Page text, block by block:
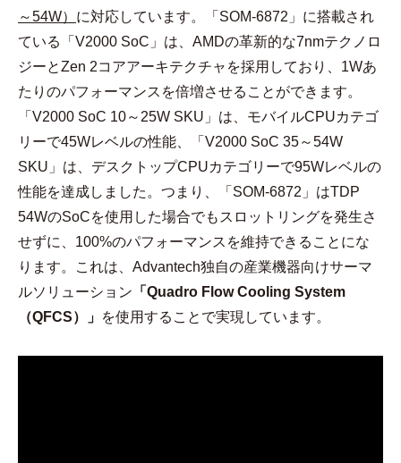
～54W） に対応しています。「SOM-6872」に搭載され
ている「V2000 SoC」は、AMDの革新的な7nmテクノロ
ジーとZen 2コアアーキテクチャを採用しており、1Wあ
たりのパフォーマンスを倍増させることができます。
「V2000 SoC 10～25W SKU」は、モバイルCPUカテゴ
リーで45Wレベルの性能、「V2000 SoC 35～54W
SKU」は、デスクトップCPUカテゴリーで95Wレベルの
性能を達成しました。つまり、「SOM-6872」はTDP
54WのSoCを使用した場合でもスロットリングを発生さ
せずに、100%のパフォーマンスを維持できることにな
ります。これは、Advantech独自の産業機器向けサーマ
ルソリューション 「Quadro Flow Cooling System
（QFCS）」 を使用することで実現しています。